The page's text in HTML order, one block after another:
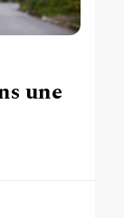
une